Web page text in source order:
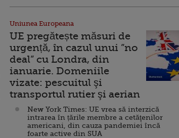
Uniunea Europeana
UE pregătește măsuri de
urgență, în cazul unui ”no
deal” cu Londra, din
ianuarie. Domeniile
vizate: pescuitul şi
transportul rutier şi aerian
New York Times: UE vrea să interzică
intrarea în țările membre a cetăţenilor
americani, din cauza pandemiei încă
foarte active din SUA